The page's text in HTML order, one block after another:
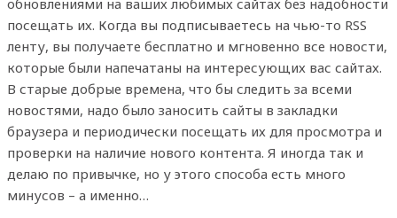
обновлениями на ваших любимых сайтах без надобности
посещать их. Когда вы подписываетесь на чью-то RSS
ленту, вы получаете бесплатно и мгновенно все новости,
которые были напечатаны на интересующих вас сайтах.
В старые добрые времена, что бы следить за всеми
новостями, надо было заносить сайты в закладки
браузера и периодически посещать их для просмотра и
проверки на наличие нового контента. Я иногда так и
делаю по привычке, но у этого способа есть много
минусов – а именно…